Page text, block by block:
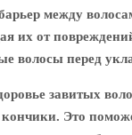
между
их от
волосы перед
завитых
кончики. Это